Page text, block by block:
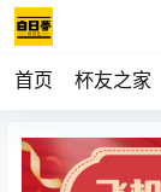
首页 杯友之家